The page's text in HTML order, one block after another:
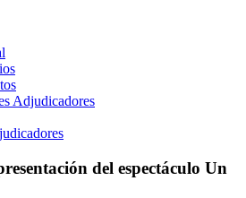
Adjudicadores
del espectáculo Un